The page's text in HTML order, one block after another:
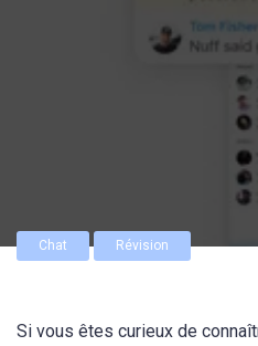
Chat Révision
Si vous êtes curieux de